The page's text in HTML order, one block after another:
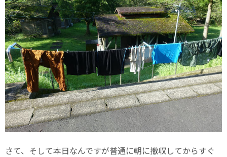
さて、そして本日なんですが普通に朝に撤収してからすぐ